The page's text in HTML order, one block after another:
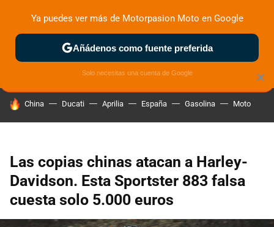
ZONA DE PRUEBAS DEPORTIVAS MOTOS ELÉCTRICAS
HOY SE HABLA DE
China Ducati Aprilia España Gasolina Moto
Las copias chinas atacan a Harley-
Davidson. Esta Sportster 883 falsa
cuesta solo 5.000 euros
×
Ya puedes ver más de Motorpasion Moto en Google
Añádenos como fuente preferida
Solo necesitas una cuenta de Google